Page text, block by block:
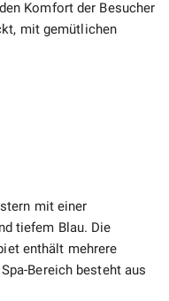
Komfort der Besucher
mit gemütlichen
mit einer
tiefem Blau. Die
enthält mehrere
Bereich besteht aus